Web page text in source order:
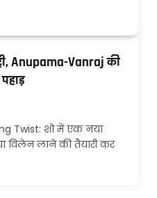
Anupama-Vanraj की
Twist: शो में एक नया
विलेन लाने की तैयारी कर